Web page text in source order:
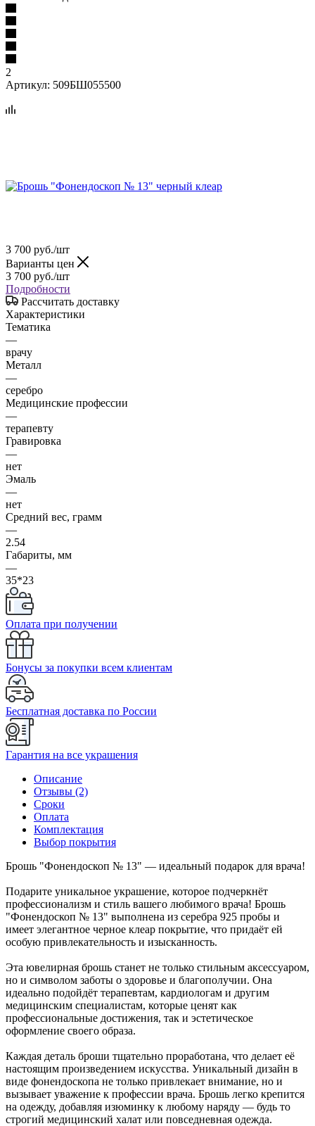
2
Артикул: 509БШ055500
3 700 руб./шт
Варианты цен
3 700 руб./шт
Подробности
Рассчитать доставку
Характеристики
Тематика
—
врачу
Металл
—
серебро
Медицинские профессии
—
терапевту
Гравировка
—
нет
Эмаль
—
нет
Средний вес, грамм
—
2.54
Габариты, мм
—
35*23
Оплата при получении
Бонусы за покупки всем клиентам
Бесплатная доставка по России
Гарантия на все украшения
Описание
Отзывы (2)
Сроки
Оплата
Комплектация
Выбор покрытия
Брошь "Фонендоскоп № 13" — идеальный подарок для врача!
Подарите уникальное украшение, которое подчеркнёт
профессионализм и стиль вашего любимого врача! Брошь
"Фонендоскоп № 13" выполнена из серебра 925 пробы и
имеет элегантное черное клеар покрытие, что придаёт ей
особую привлекательность и изысканность.
Эта ювелирная брошь станет не только стильным аксессуаром,
но и символом заботы о здоровье и благополучии. Она
идеально подойдёт терапевтам, кардиологам и другим
медицинским специалистам, которые ценят как
профессиональные достижения, так и эстетическое
оформление своего образа.
Каждая деталь броши тщательно проработана, что делает её
настоящим произведением искусства. Уникальный дизайн в
виде фонендоскопа не только привлекает внимание, но и
вызывает уважение к профессии врача. Брошь легко крепится
на одежду, добавляя изюминку к любому наряду — будь то
строгий медицинский халат или повседневная одежда.